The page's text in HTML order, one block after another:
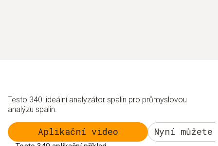
Testo 340: ideální analyzátor spalin pro průmyslovou
analýzu spalin.
Aplikační video Nyní